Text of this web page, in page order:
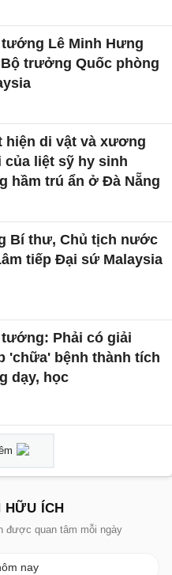
Lê Minh Hưng
trưởng Quốc phòng
hiện di vật và xương
của liệt sỹ hy sinh
hầm trú ẩn ở Đà Nẵng
Bí thư, Chủ tịch nước
tiếp Đại sứ Malaysia
Phải có giải
'chữa' bệnh thành tích
dạy, học
HỮU ÍCH
được quan tâm mỗi ngày
nay